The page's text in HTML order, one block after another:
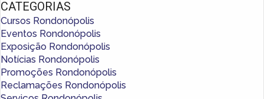
CATEGORIAS
Cursos Rondonópolis
Eventos Rondonópolis
Exposição Rondonópolis
Notícias Rondonópolis
Promoções Rondonópolis
Reclamações Rondonópolis